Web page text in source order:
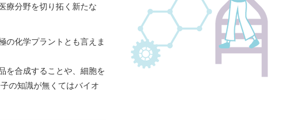
療分野を切り拓く新たな
の化学プラントとも言えま
を合成することや、細胞を
の知識が無くてはバイオ